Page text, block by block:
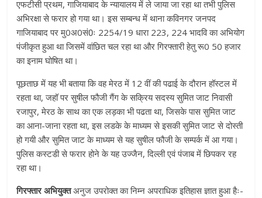
एफटीसी प्रथम, गाजियाबाद के न्यायालय में ले जाया जा रहा था तभी पुलिस
अभिरक्षा से फरार हो गया था। इस सम्बन्ध में थाना कविनगर जनपद
गाजियाबाद पर मु0अ0सं0ः 2254/19 धारा 223, 224 भादवि का अभियोग
पंजीकृत हुआ था जिसमें वांछित चल रहा था और गिरफ्तारी हेतु रू0 50 हजार
का इनाम घोषित था।
पूछताछ में यह भी बताया कि वह मेरठ में 12 वीं की पढाई के दौरान हॉस्टल में
रहता था, जहॉ पर सुषील फौजी गैंग के सक्रिय सदस्य सुमित जाट निवासी
रजापुर, मेरठ के साथ का एक लड़का भी पढता था, जिसके पास सुमित जाट
का आना-जाना रहता था, इस लडके के माध्यम से इसकी सुमित जाट से दोस्ती
हो गयी और सुमित जाट के माध्यम से यह सुषील फौजी के सम्पर्क में आ गया।
पुलिस कस्टडी से फरार होने के यह उज्जैन, दिल्ली एवं पंजाब में छिपकर रह
रहा था।
गिरफ्तार अभियुक्तअनुज उपरोक्त का निम्न अपराधिक इतिहास ज्ञात हुआ हैः-